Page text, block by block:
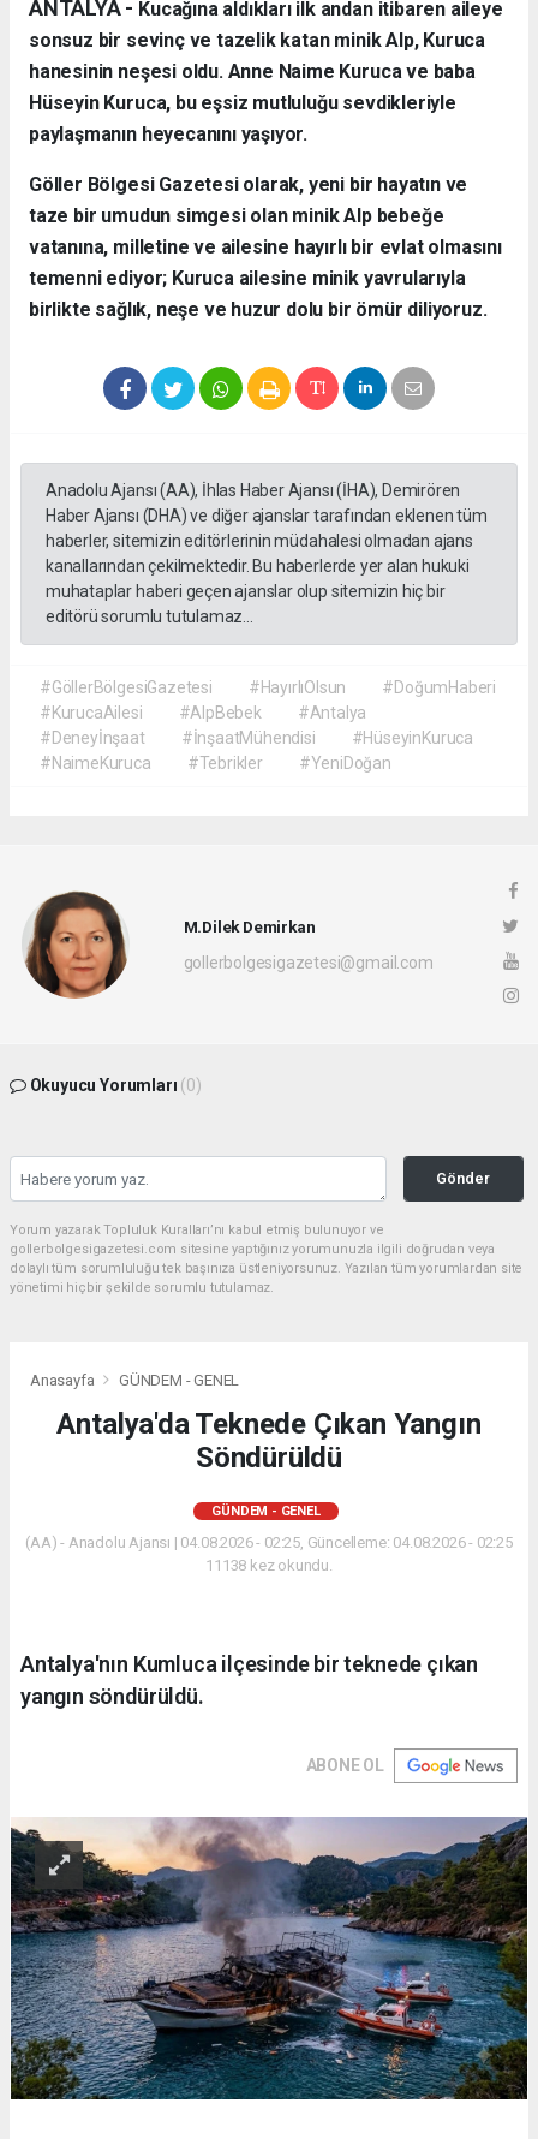
ANTALYA - ​ Kucağına aldıkları ilk andan itibaren aileye
sonsuz bir sevinç ve tazelik katan minik Alp, Kuruca
hanesinin neşesi oldu. Anne Naime Kuruca ve baba
Hüseyin Kuruca, bu eşsiz mutluluğu sevdikleriyle
paylaşmanın heyecanını yaşıyor.
​Göller Bölgesi Gazetesi olarak, yeni bir hayatın ve
taze bir umudun simgesi olan minik Alp bebeğe
vatanına, milletine ve ailesine hayırlı bir evlat olmasını
temenni ediyor; Kuruca ailesine minik yavrularıyla
birlikte sağlık, neşe ve huzur dolu bir ömür diliyoruz.
Anadolu Ajansı (AA), İhlas Haber Ajansı (İHA), Demirören
Haber Ajansı (DHA) ve diğer ajanslar tarafından eklenen tüm
haberler, sitemizin editörlerinin müdahalesi olmadan ajans
kanallarından çekilmektedir. Bu haberlerde yer alan hukuki
muhataplar haberi geçen ajanslar olup sitemizin hiç bir
editörü sorumlu tutulamaz...
#GöllerBölgesiGazetesi #HayırlıOlsun
#DoğumHaberi
#KurucaAilesi
#AlpBebek
#Antalya
#Deneyİnşaat
#İnşaatMühendisi
#HüseyinKuruca
#NaimeKuruca
#Tebrikler #YeniDoğan
M.Dilek Demirkan
gollerbolgesigazetesi@gmail.com
Okuyucu Yorumları (0)
Gönder
Yorum yazarak Topluluk Kuralları’nı kabul etmiş bulunuyor ve
gollerbolgesigazetesi.com sitesine yaptığınız yorumunuzla ilgili doğrudan veya
dolaylı tüm sorumluluğu tek başınıza üstleniyorsunuz. Yazılan tüm yorumlardan site
yönetimi hiçbir şekilde sorumlu tutulamaz.
Anasayfa GÜNDEM - GENEL
Antalya'da Teknede Çıkan Yangın
Söndürüldü
GÜNDEM - GENEL
(AA) - Anadolu Ajansı | 04.08.2026 - 02:25, Güncelleme: 04.08.2026 - 02:25
11138 kez okundu.
Antalya'nın Kumluca ilçesinde bir teknede çıkan
yangın söndürüldü.
ABONE OL